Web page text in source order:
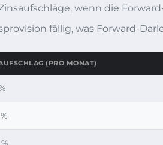
wenn die
fällig, was Forward-
(PRO MONAT)